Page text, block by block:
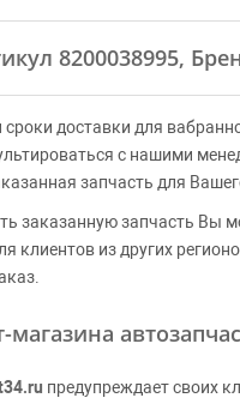
8200038995,
доставки для
с нашими
запчасть для
заказанную запчасть Вы
клиентов из других
предупреждает своих